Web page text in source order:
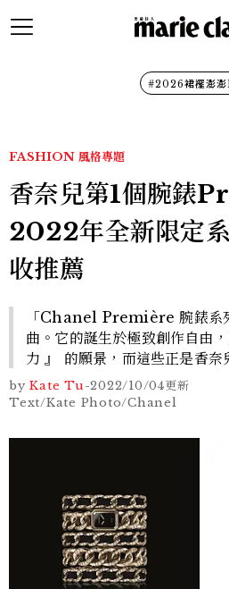
#2026裙襬澎
FASHION 風格專題
香奈兒第1個腕錶
2022年全新限定
收推薦
「Chanel Première 腕錶系
曲。它的誕生於極致創作自由
力 』 的願景，而這些正是香奈
by Kate Tu-2022/10/04更新
Text/Kate Photo/Chanel